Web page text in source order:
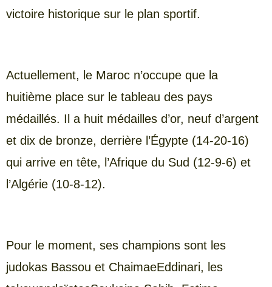
victoire historique sur le plan sportif.
Actuellement, le Maroc n’occupe que la
huitième place sur le tableau des pays
médaillés. Il a huit médailles d’or, neuf d’argent
et dix de bronze, derrière l’Égypte (14-20-16)
qui arrive en tête, l’Afrique du Sud (12-9-6) et
l’Algérie (10-8-12).
Pour le moment, ses champions sont les
judokas Bassou et ChaimaeEddinari, les